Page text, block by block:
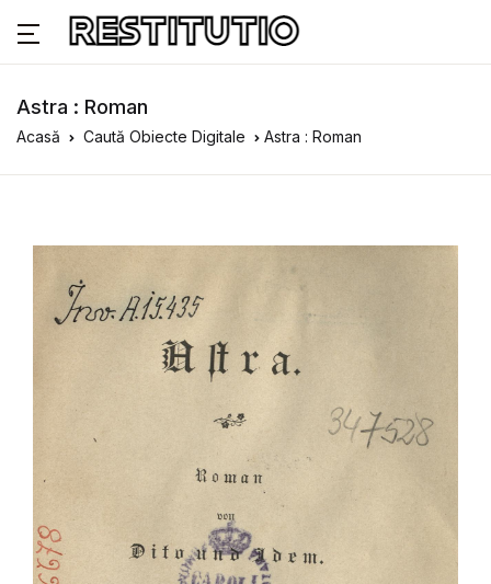
Astra : Roman
Acasă Caută Obiecte Digitale Astra : Roman